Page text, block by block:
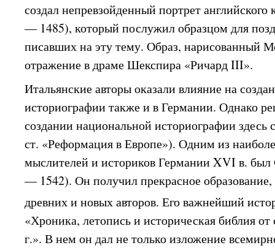
создал непревзойденный портрет
— 1485), который послужил образцом для
писавших на эту тему. Образ, нарисованный
отражение в драме Шекспира «Ричард III».
Итальянские авторы оказали влияние на
историографии также и в Германии. Однако
создании национальной историографии
ст. «Реформация в Европе»). Одним из
мыслителей и историков Германии XVI в.
— 1542). Он получил прекрасное образование,
древних и новых авторов. Его важнейший
«Хроника, летопись и историческая библия
г.». В нем он дал не только изложение